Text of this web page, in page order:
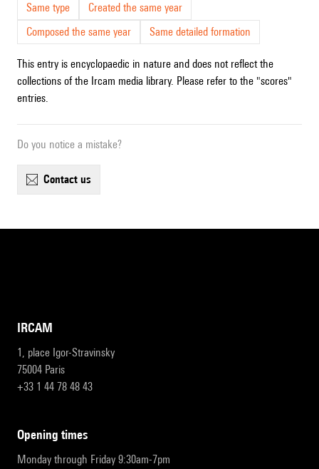
Same type
Created the same year
Composed the same year
Same detailed formation
This entry is encyclopaedic in nature and does not reflect the
collections of the Ircam media library. Please refer to the "scores"
entries.
Do you notice a mistake?
contact us
IRCAM
1, place Igor-Stravinsky
75004 Paris
+33 1 44 78 48 43
opening times
Monday through Friday 9:30am-7pm